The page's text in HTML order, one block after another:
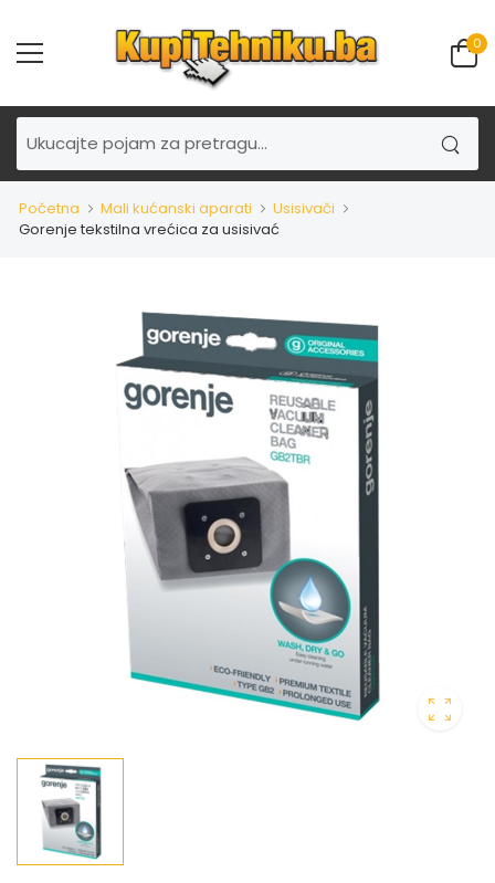
0
Početna Mali kućanski aparati
Usisivači
Gorenje tekstilna vrećica za usisivać